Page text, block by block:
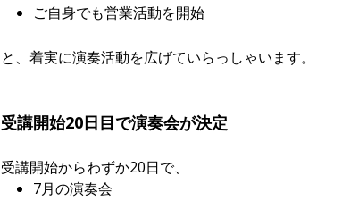
ご自身でも営業活動を開始
と、着実に演奏活動を広げていらっしゃいます。
受講開始20日目で演奏会が決定
受講開始からわずか20日で、
7月の演奏会